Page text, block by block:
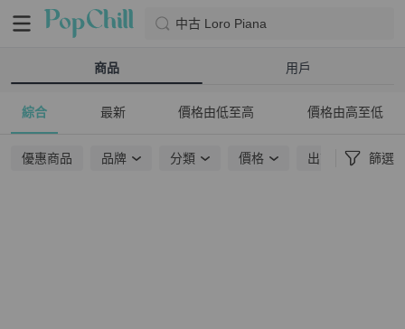
中古 Loro Piana
商品 用戶
綜合 最新 價格由低至高 價格由高至低
優惠商品 品牌 分類 價格 出貨地點 篩選